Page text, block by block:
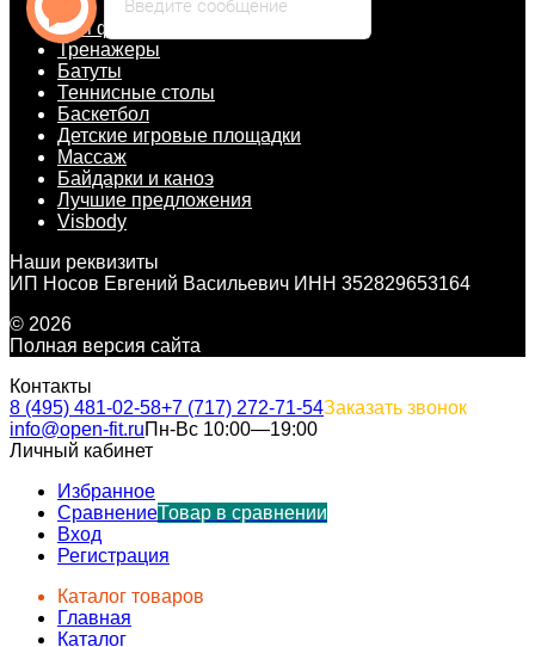
Для фитнес-клуба
Тренажеры
Батуты
Теннисные столы
Баскетбол
Детские игровые площадки
Массаж
Байдарки и каноэ
Лучшие предложения
Visbody
Наши реквизиты
ИП Носов Евгений Васильевич ИНН 352829653164
© 2026
Полная версия сайта
Контакты
8 (495) 481-02-58+7 (717) 272-71-54Заказать звонок
info@open-fit.ruПн-Вс 10:00—19:00
Личный кабинет
Избранное
СравнениеТовар в сравнении
Вход
Регистрация
Каталог товаров
Главная
Каталог